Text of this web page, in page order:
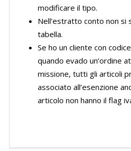
modificare il tipo.
Nell’estratto conto non si
tabella.
Se ho un cliente con
quando evado un’ordine
missione, tutti gli articoli
associato all’esenzione
articolo non hanno il flag